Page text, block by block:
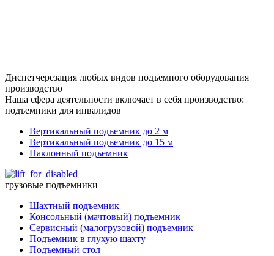
Диспетчерезация любых видов подъемного оборудования
производство
Наша сфера деятельности включает в себя производство:
подъемники для инвалидов
Вертикальный подъемник до 2 м
Вертикальный подъемник до 15 м
Наклонный подъемник
грузовые подъемники
Шахтный подъемник
Консольный (мачтовый) подъемник
Сервисный (малогрузовой) подъемник
Подъемник в глухую шахту
Подъемный стол